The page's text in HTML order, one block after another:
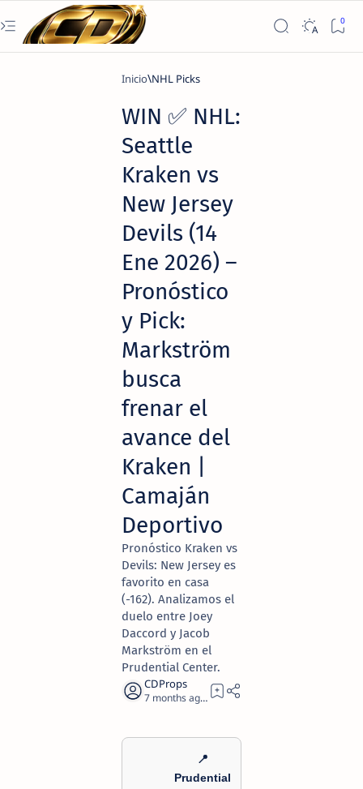
Inicio NHL Picks
WIN ✅ NHL:
Seattle
Kraken vs
New Jersey
Devils (14
Ene 2026) –
Pronóstico
y Pick:
Markström
busca
frenar el
avance del
Kraken |
Camaján
Deportivo
Pronóstico Kraken vs
Devils: New Jersey es
favorito en casa
(-162). Analizamos el
duelo entre Joey
Daccord y Jacob
Markström en el
Prudential Center.
7 months ago 2
📍
Prudential